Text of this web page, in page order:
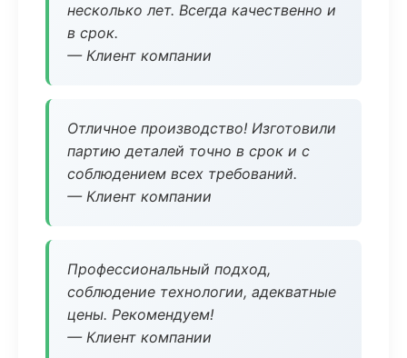
несколько лет. Всегда качественно и
в срок.
— Клиент компании
Отличное производство! Изготовили
партию деталей точно в срок и с
соблюдением всех требований.
— Клиент компании
Профессиональный подход,
соблюдение технологии, адекватные
цены. Рекомендуем!
— Клиент компании